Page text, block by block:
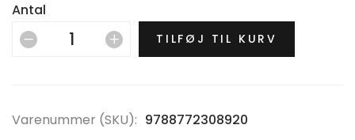
Antal
TILFØJ TIL KURV
Varenummer (SKU): 9788772308920